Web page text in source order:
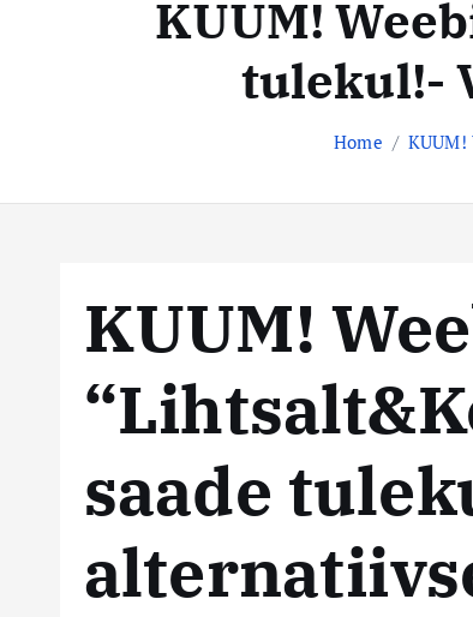
k
k
u
KUUM!
tulekul!-
Home
KUUM!
saade